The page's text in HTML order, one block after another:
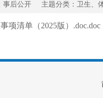
事后公开 主题分类：卫
项清单（2025版）.doc.doc